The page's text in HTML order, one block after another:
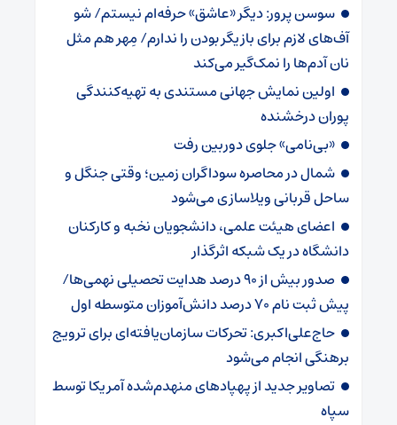
سوسن پرور: دیگر «عاشق» حرفه‌ام نیستم/ شو
آف‌های لازم برای بازیگر بودن را ندارم/ مِهر هم مثل
نان آدم‌ها را نمک‌گیر می‌کند
اولین نمایش جهانی مستندی به تهیه‌کنندگی
پوران درخشنده
«بی‌نامی» جلوی دوربین رفت
شمال در محاصره سوداگران زمین؛ وقتی جنگل و
ساحل قربانی ویلاسازی می‌شود
اعضای هیئت علمی، دانشجویان نخبه و کارکنان
دانشگاه در یک شبکه‌ اثرگذار
صدور بیش از ۹۰ درصد هدایت تحصیلی نهمی‌ها/
پیش ثبت نام ۷۰ درصد دانش‌آموزان متوسطه اول
حاج‌علی‌اکبری: تحرکات سازمان‌یافته‌ای برای ترویج
برهنگی انجام می‌شود
تصاویر جدید از پهپادهای منهدم‌شده آمریکا توسط
سپاه